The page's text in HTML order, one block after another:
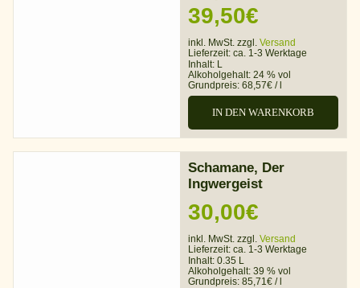
39,50€
24,00€
bis
39,50€
inkl. MwSt. zzgl. Versand
Lieferzeit: ca. 1-3 Werktage
Inhalt: L
Alkoholgehalt: 24 % vol
Grundpreis: 68,57€ /l
IN DEN WARENKORB
Schamane, Der
Ingwergeist
30,00€
inkl. MwSt. zzgl. Versand
Lieferzeit: ca. 1-3 Werktage
Inhalt: 0.35 L
Alkoholgehalt: 39 % vol
Grundpreis: 85,71 € /l